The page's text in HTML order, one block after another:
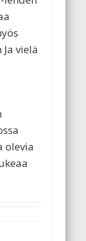
vielä
olevia